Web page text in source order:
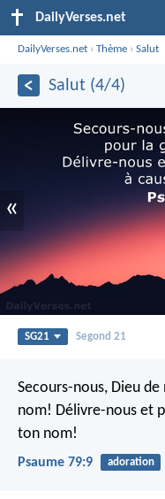
DailyVerses.net
DailyVerses.net ›Thème ›Salut
Salut (4/4)
«
SG21 Segond 21
Secours-nous, Dieu
nom! Délivre-nous et
ton nom!
Psaume 79:9 adoration